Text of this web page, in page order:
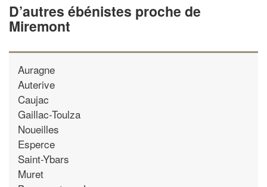
D’autres ébénistes proche de
Miremont
Auragne
Auterive
Caujac
Gaillac-Toulza
Noueilles
Esperce
Saint-Ybars
Muret